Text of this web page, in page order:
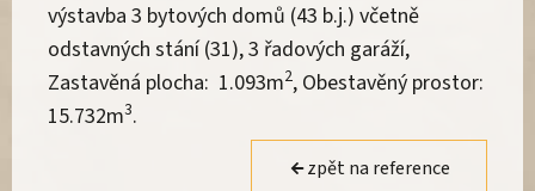
výstavba 3 bytových domů (43 b.j.) včetně
odstavných stání (31), 3 řadových garáží,
Zastavěná plocha: 1.093m2, Obestavěný prostor:
15.732m3.
zpět na reference